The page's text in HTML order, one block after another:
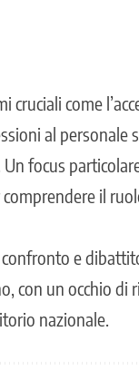
come
al personale
focus
il
confronto e
con un occhio di
nazionale.